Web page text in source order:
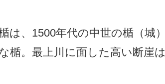
、1500年代の中世の楯（城）
楯。最上川に面した高い断崖は